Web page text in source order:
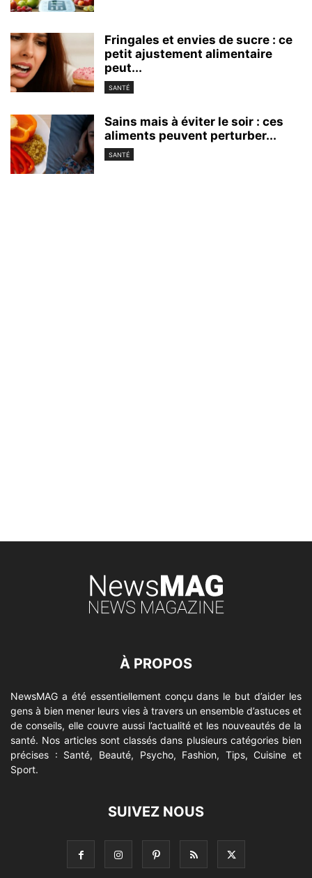
Fringales et envies de sucre : ce
petit ajustement alimentaire
peut...
SANTÉ
Sains mais à éviter le soir : ces
aliments peuvent perturber...
SANTÉ
À PROPOS
NewsMAG a été essentiellement conçu dans le but d’aider les
gens à bien mener leurs vies à travers un ensemble d’astuces et
de conseils, elle couvre aussi l’actualité et les nouveautés de la
santé. Nos articles sont classés dans plusieurs catégories bien
précises : Santé, Beauté, Psycho, Fashion, Tips, Cuisine et
Sport.
SUIVEZ NOUS